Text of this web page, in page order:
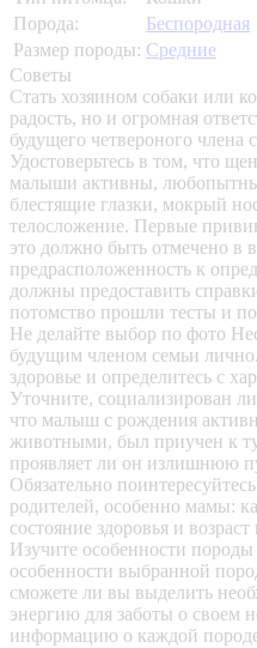
Порода:
Беспородная
Размер породы: Средние
Советы
Стать хозяином собаки или
радость, но и огромная
будущего четвероного члена
Удостоверьтесь в том, что
малыши активны,
блестящие глазки, мокрый
телосложение. Первые
это должно быть отмечено в
предрасположенность к
должны предоставить
потомство прошли тесты и
Не делайте выбор по фото
будущим членом семьи
здоровье и определитесь с
Уточните, социализирован
что малыш с рождения
животными, был приучен к
проявляет ли он излишнюю
Обязательно
родителей, особенно мамы:
состояние здоровья и возраст
Изучите особенности породы
особенности выбранной
сможете ли вы выделить
энергию для заботы о
информацию о каждой